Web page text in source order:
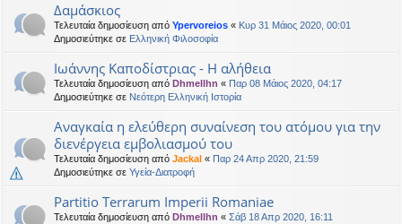
Δαμάσκιος
Τελευταία δημοσίευση από Ypervoreios « Κυρ 31 Μάιος 2020, 00:01
Δημοσιεύτηκε σε Ελληνική Φιλοσοφία
Ιωάννης Καποδίστριας - Η αλήθεια
Τελευταία δημοσίευση από Dhmellhn « Παρ 08 Μάιος 2020, 04:17
Δημοσιεύτηκε σε Νεότερη Ελληνική Ιστορία
Αναγκαία η ελεύθερη συναίνεση του ατόμου για την
διενέργεια εμβολιασμού του
Τελευταία δημοσίευση από Jackal « Παρ 24 Απρ 2020, 21:59
Δημοσιεύτηκε σε Υγεία-Διατροφή
Partitio Terrarum Imperii Romaniae
Τελευταία δημοσίευση από Dhmellhn « Σάβ 18 Απρ 2020, 16:11